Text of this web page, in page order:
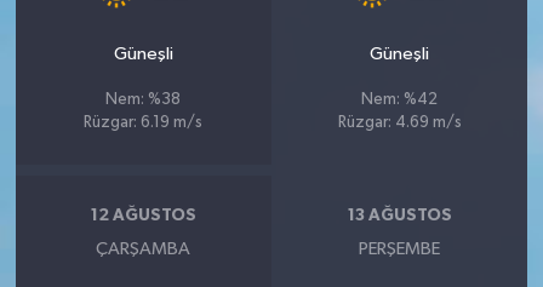
Güneşli
Nem: %38
Rüzgar: 6.19 m/s
Güneşli
Nem: %42
Rüzgar: 4.69 m/s
12 AĞUSTOS
ÇARŞAMBA
13 AĞUSTOS
PERŞEMBE